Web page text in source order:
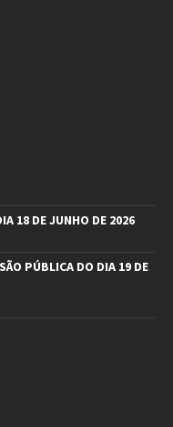
18 DE JUNHO DE 2026
PÚBLICA DO DIA 19 DE